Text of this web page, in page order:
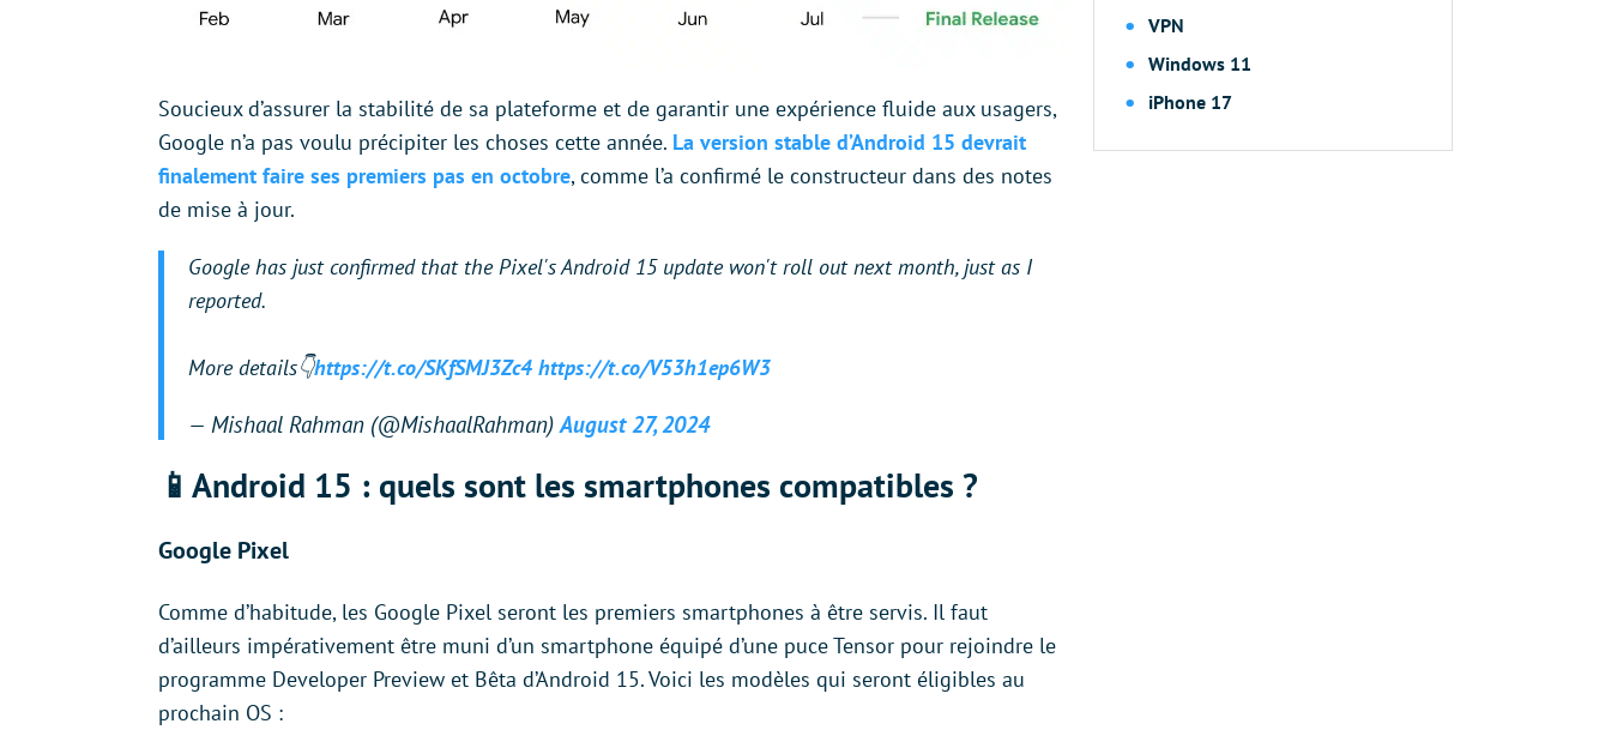
Soucieux d’assurer la stabilité de sa plateforme et de garantir une expérience fluide aux usagers,
Google n’a pas voulu précipiter les choses cette année. La version stable d’Android 15 devrait
finalement faire ses premiers pas en octobre, comme l’a confirmé le constructeur dans des notes
de mise à jour.
Google has just confirmed that the Pixel's Android 15 update won't roll out next month, just as I
reported.
More details👇https://t.co/SKfSMJ3Zc4 https://t.co/V53h1ep6W3
— Mishaal Rahman (@MishaalRahman) August 27, 2024
📱Android 15 : quels sont les smartphones compatibles ?
Google Pixel
Comme d’habitude, les Google Pixel seront les premiers smartphones à être servis. Il faut
d’ailleurs impérativement être muni d’un smartphone équipé d’une puce Tensor pour rejoindre le
programme Developer Preview et Bêta d’Android 15. Voici les modèles qui seront éligibles au
prochain OS :
VPN
Windows 11
iPhone 17